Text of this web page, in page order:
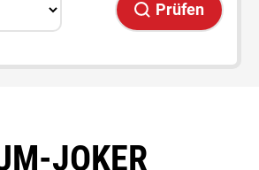
Prüfen
JOKER